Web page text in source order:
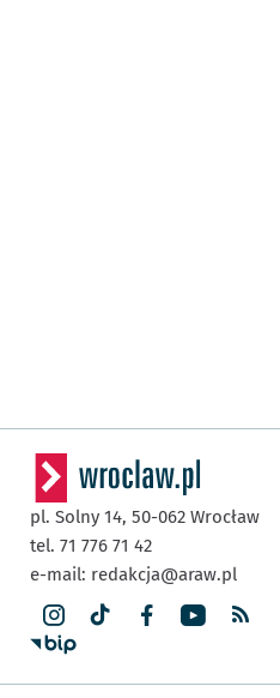
pl. Solny 14, 50-062 Wrocław
tel. 71 776 71 42
e-mail: redakcja@araw.pl